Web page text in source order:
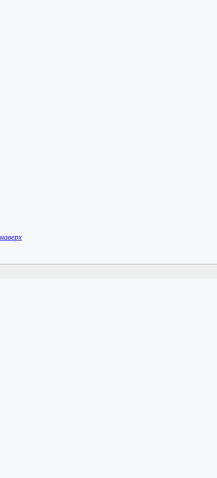
наверх